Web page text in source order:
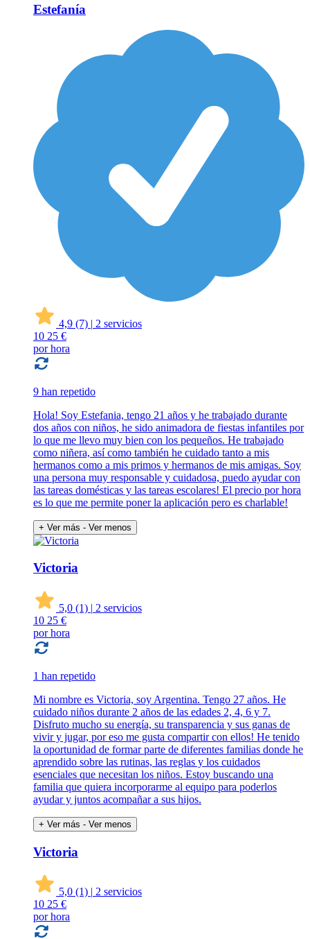
Estefanía
4,9 (7) | 2 servicios
10 25 €
por hora
9 han repetido
Hola! Soy Estefania, tengo 21 años y he trabajado durante
dos años con niños, he sido animadora de fiestas infantiles por
lo que me llevo muy bien con los pequeños. He trabajado
como niñera, así como también he cuidado tanto a mis
hermanos como a mis primos y hermanos de mis amigas. Soy
una persona muy responsable y cuidadosa, puedo ayudar con
las tareas domésticas y las tareas escolares! El precio por hora
es lo que me permite poner la aplicación pero es charlable!
+ Ver más - Ver menos
Victoria
5,0 (1) | 2 servicios
10 25 €
por hora
1 han repetido
Mi nombre es Victoria, soy Argentina. Tengo 27 años. He
cuidado niños durante 2 años de las edades 2, 4, 6 y 7.
Disfruto mucho su energía, su transparencia y sus ganas de
vivir y jugar, por eso me gusta compartir con ellos! He tenido
la oportunidad de formar parte de diferentes familias donde he
aprendido sobre las rutinas, las reglas y los cuidados
esenciales que necesitan los niños. Estoy buscando una
familia que quiera incorporarme al equipo para poderlos
ayudar y juntos acompañar a sus hijos.
+ Ver más - Ver menos
Victoria
5,0 (1) | 2 servicios
10 25 €
por hora